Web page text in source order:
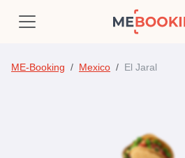
ME-Booking Mexico El Jaral